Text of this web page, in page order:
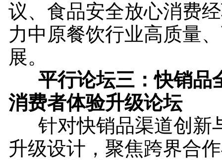
议、食品安全放心消费
力中原餐饮行业高质量
展。
平行论坛三：快销品
消费者体验升级论坛
针对快销品渠道创新
升级设计，聚焦跨界合